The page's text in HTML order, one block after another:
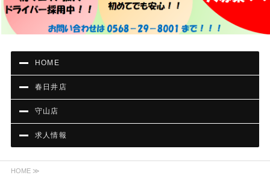
HOME
春日井店
守山店
求人情報
HOME ≫